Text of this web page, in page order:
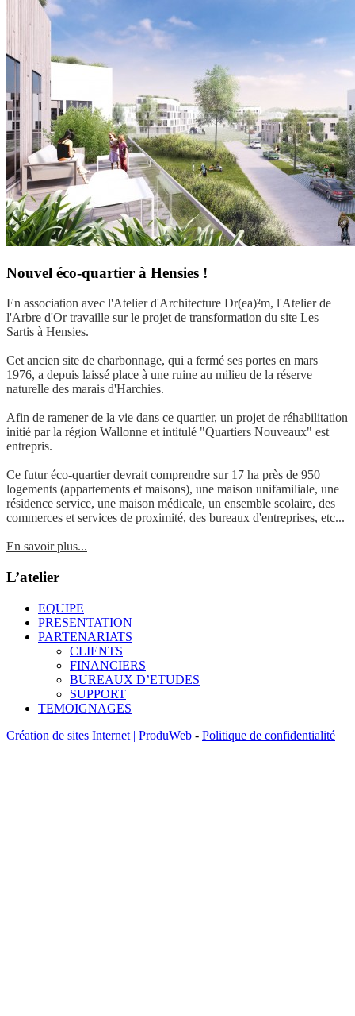
Nouvel éco-quartier à Hensies !
En association avec l'Atelier d'Architecture Dr(ea)²m, l'Atelier de
l'Arbre d'Or travaille sur le projet de transformation du site Les
Sartis à Hensies.
Cet ancien site de charbonnage, qui a fermé ses portes en mars
1976, a depuis laissé place à une ruine au milieu de la réserve
naturelle des marais d'Harchies.
Afin de ramener de la vie dans ce quartier, un projet de réhabilitation
initié par la région Wallonne et intitulé "Quartiers Nouveaux" est
entrepris.
Ce futur éco-quartier devrait comprendre sur 17 ha près de 950
logements (appartements et maisons), une maison unifamiliale, une
résidence service, une maison médicale, un ensemble scolaire, des
commerces et services de proximité, des bureaux d'entreprises, etc...
En savoir plus...
L’atelier
EQUIPE
PRESENTATION
PARTENARIATS
CLIENTS
FINANCIERS
BUREAUX D’ETUDES
SUPPORT
TEMOIGNAGES
Création de sites Internet | ProduWeb - Politique de confidentialité